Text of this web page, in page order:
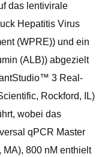
das lentivirale
Hepatitis Virus
(WPRE)) und ein
(ALB)) abgezielt
3 Real-
Rockford, IL)
wobei das
qPCR Master
800 nM enthielt